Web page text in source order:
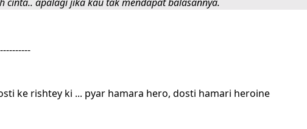
ke rishtey ki ... pyar hamara hero, dosti hamari heroine